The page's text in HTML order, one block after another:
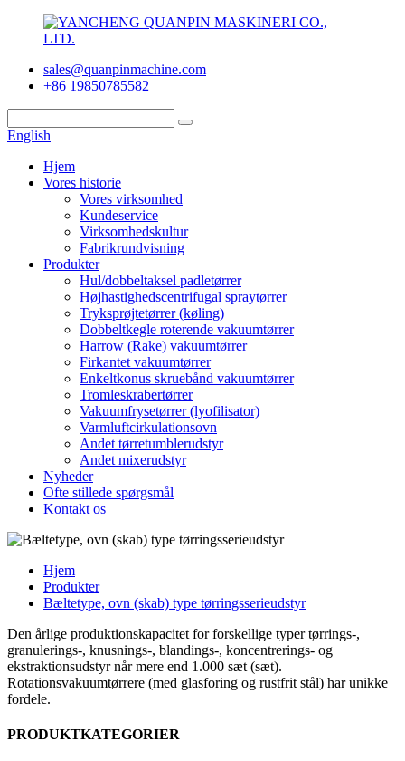
sales@quanpinmachine.com
+86 19850785582
English
Hjem
Vores historie
Vores virksomhed
Kundeservice
Virksomhedskultur
Fabrikrundvisning
Produkter
Hul/dobbeltaksel padletørrer
Højhastighedscentrifugal spraytørrer
Tryksprøjtetørrer (køling)
Dobbeltkegle roterende vakuumtørrer
Harrow (Rake) vakuumtørrer
Firkantet vakuumtørrer
Enkeltkonus skruebånd vakuumtørrer
Tromleskrabertørrer
Vakuumfrysetørrer (lyofilisator)
Varmluftcirkulationsovn
Andet tørretumblerudstyr
Andet mixerudstyr
Nyheder
Ofte stillede spørgsmål
Kontakt os
Hjem
Produkter
Bæltetype, ovn (skab) type tørringsserieudstyr
Den årlige produktionskapacitet for forskellige typer tørrings-,
granulerings-, knusnings-, blandings-, koncentrerings- og
ekstraktionsudstyr når mere end 1.000 sæt (sæt).
Rotationsvakuumtørrere (med glasforing og rustfrit stål) har unikke
fordele.
PRODUKTKATEGORIER